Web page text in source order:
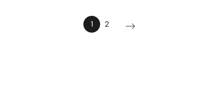
1 2